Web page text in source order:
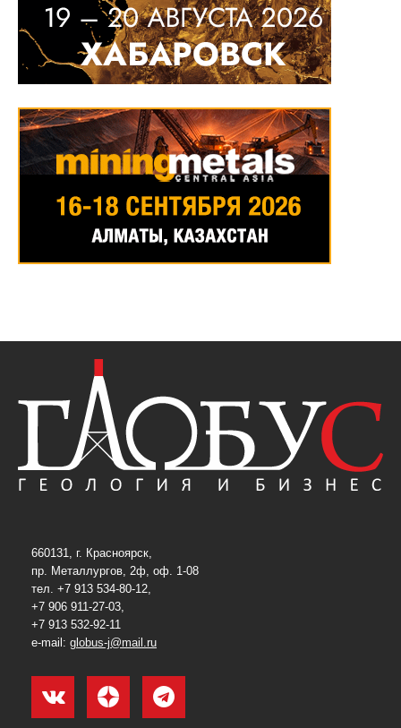
660131, г. Красноярск,
пр. Металлургов, 2ф, оф. 1-08
тел. +7 913 534-80-12,
+7 906 911-27-03,
+7 913 532-92-11
e-mail: globus-j@mail.ru